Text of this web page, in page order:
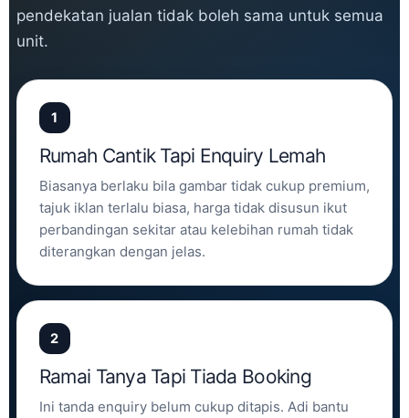
pendekatan jualan tidak boleh sama untuk semua
unit.
1
Rumah Cantik Tapi Enquiry Lemah
Biasanya berlaku bila gambar tidak cukup premium,
tajuk iklan terlalu biasa, harga tidak disusun ikut
perbandingan sekitar atau kelebihan rumah tidak
diterangkan dengan jelas.
2
Ramai Tanya Tapi Tiada Booking
Ini tanda enquiry belum cukup ditapis. Adi bantu